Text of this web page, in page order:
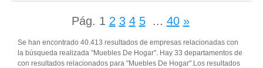
Pág. 1 2 3 4 5 ... 40 »
Se han encontrado 40.413 resultados de empresas relacionadas con
la búsqueda realizada "Muebles De Hogar". Hay 33 departamentos de
con resultados relacionados para "Muebles De Hogar".Los resultados